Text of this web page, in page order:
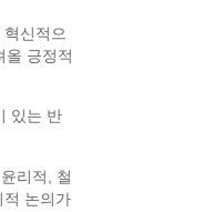
신적으
올 긍정적
있는 반
리적, 철
적 논의가